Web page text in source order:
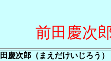
前田慶次
だけいじろう） 1541